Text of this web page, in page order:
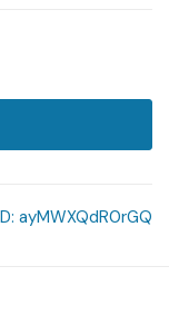
ayMWXQdR0rGQ